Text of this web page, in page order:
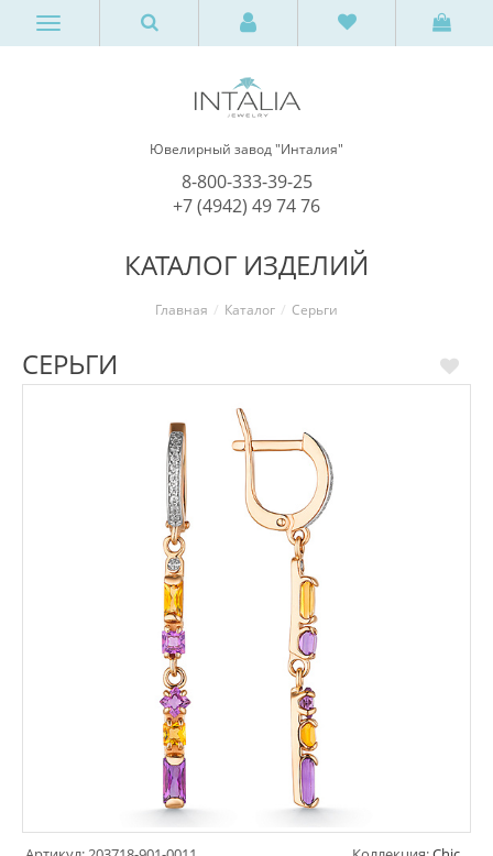
Ювелирный завод "Инталия"
8-800-333-39-25
+7 (4942) 49 74 76
КАТАЛОГ ИЗДЕЛИЙ
Главная Каталог Серьги
СЕРЬГИ